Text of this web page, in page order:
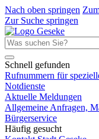
Nach oben springen
Zur Suche springen
Schnell gefunden
Rufnummern für
Notdienste
Aktuelle Meldungen
Allgemeine Anfragen,
Bürgerservice
Häufig gesucht